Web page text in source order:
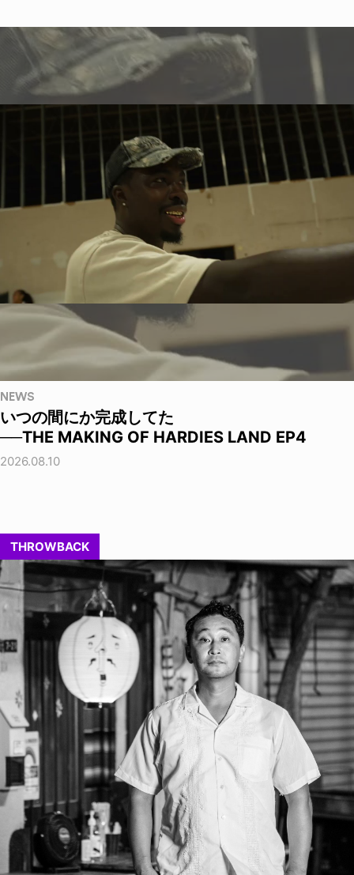
NEWS
いつの間にか完成してた
──THE MAKING OF HARDIES LAND EP4
2026.08.10
THROWBACK